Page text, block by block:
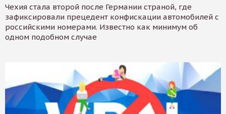
Чехия стала второй после Германии страной, где
зафиксировали прецедент конфискации автомобилей с
российскими номерами. Известно как минимум об
одном подобном случае